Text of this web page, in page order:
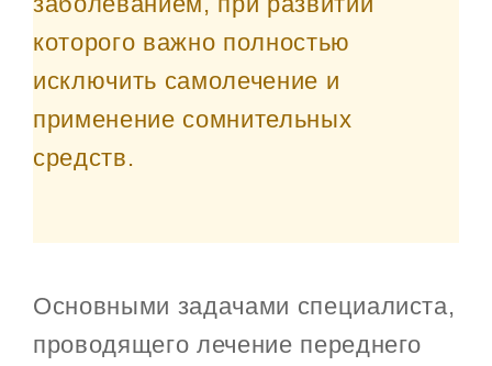
которого важно полностью
исключить самолечение и
применение сомнительных
средств.
Основными задачами специалиста,
проводящего лечение переднего